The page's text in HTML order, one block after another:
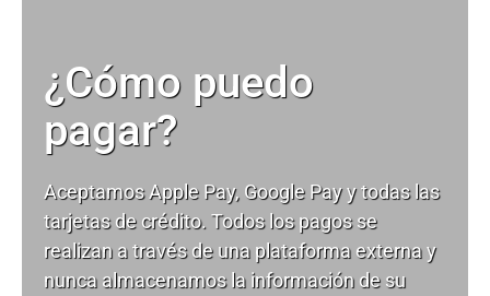
¿Cómo puedo
pagar?
Aceptamos Apple Pay, Google Pay y todas las
tarjetas de crédito. Todos los pagos se
realizan a través de una plataforma externa y
nunca almacenamos la información de su